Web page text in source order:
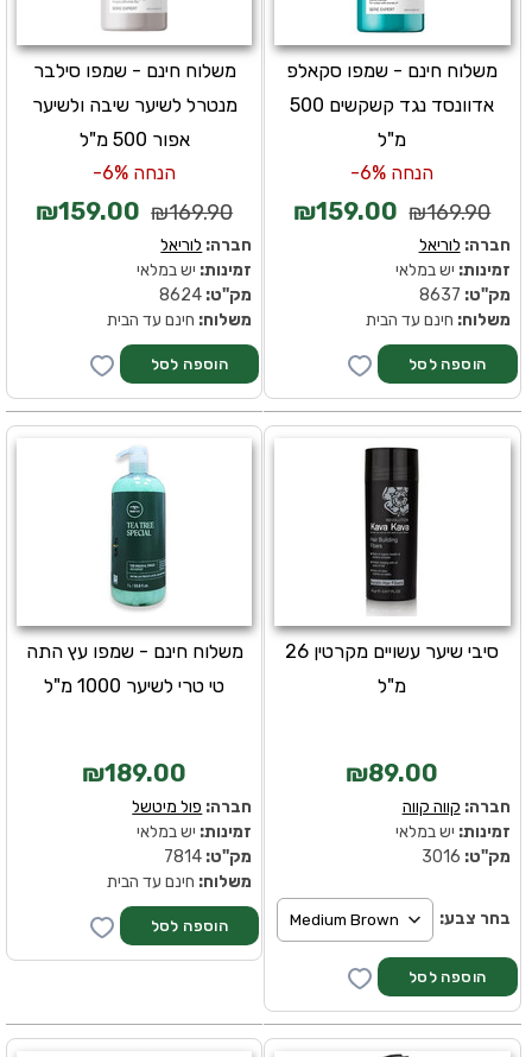
משלוח חינם - שמפו סילבר
מנטרל לשיער שיבה ולשיער
אפור 500 מ"ל
הנחה 6%-
₪169.90
₪159.00
חברה: לוריאל
זמינות: יש במלאי
מק''ט:
משלוח: חינם עד הבית
משלוח חינם - שמפו סקאלפ
אדוונסד נגד קשקשים 500
מ"ל
הנחה 6%-
₪169.90
₪159.00
חברה: לוריאל
זמינות: יש במלאי
מק''ט:
משלוח: חינם עד הבית
משלוח חינם - שמפו עץ התה
טי טרי לשיער 1000 מ"ל
₪189.00
חברה: פול מיטשל
זמינות: יש במלאי
מק''ט:
משלוח: חינם עד הבית
סיבי שיער עשויים מקרטין 26
מ"ל
₪89.00
חברה: קווה קווה
זמינות: יש במלאי
מק''ט:
בחר צבע: